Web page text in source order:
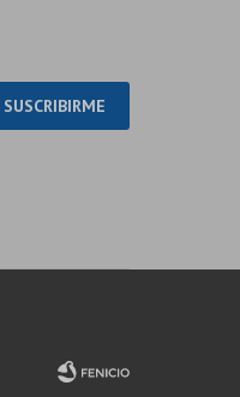
SUSCRIBIRME